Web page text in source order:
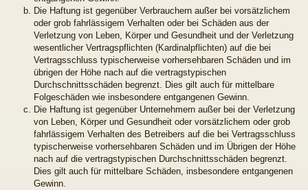
Die Haftung ist gegenüber Verbrauchern außer bei vorsätzlichem
oder grob fahrlässigem Verhalten oder bei Schäden aus der
Verletzung von Leben, Körper und Gesundheit und der Verletzung
wesentlicher Vertragspflichten (Kardinalpflichten) auf die bei
Vertragsschluss typischerweise vorhersehbaren Schäden und im
übrigen der Höhe nach auf die vertragstypischen
Durchschnittsschäden begrenzt. Dies gilt auch für mittelbare
Folgeschäden wie insbesondere entgangenen Gewinn.
Die Haftung ist gegenüber Unternehmern außer bei der Verletzung
von Leben, Körper und Gesundheit oder vorsätzlichem oder grob
fahrlässigem Verhalten des Betreibers auf die bei Vertragsschluss
typischerweise vorhersehbaren Schäden und im Übrigen der Höhe
nach auf die vertragstypischen Durchschnittsschäden begrenzt.
Dies gilt auch für mittelbare Schäden, insbesondere entgangenen
Gewinn.